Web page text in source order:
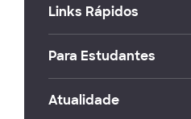
Links Rápidos
Para Estudantes
Atualidade